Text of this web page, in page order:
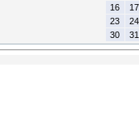
16
17
23
24
30
31